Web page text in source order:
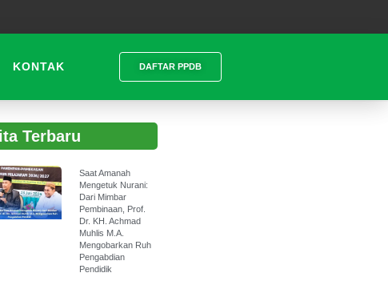
KONTAK DAFTAR PPDB
Terbaru
Saat Amanah
Mengetuk Nurani:
Dari Mimbar
Pembinaan, Prof.
Dr. KH. Achmad
Muhlis M.A.
Mengobarkan Ruh
Pengabdian
Pendidik